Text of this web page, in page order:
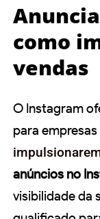
como
vendas
O Instagram
para
anúncios no
visibilidade da